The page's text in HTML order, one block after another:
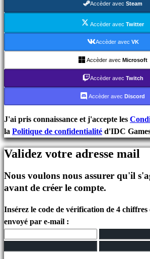
Événements
Actualités
Forums
IDC
Plays
IDC
Gifts
FAQ
Compte
S'inscrire
Se
Accèder avec Steam
Accèder avecTwitter
Accèder avec VK
Accèder avec Microsoft
Accèder avec Twitch
Accèder avec Discord
J'ai pris connaissance et j'accepte les
la Politique de confidentialité d'IDC
Validez votre adresse mail
Nous voulons nous assurer qu'il
avant de créer le compte.
Insérez le code de vérification de 4 chiffres
envoyé par e-mail :